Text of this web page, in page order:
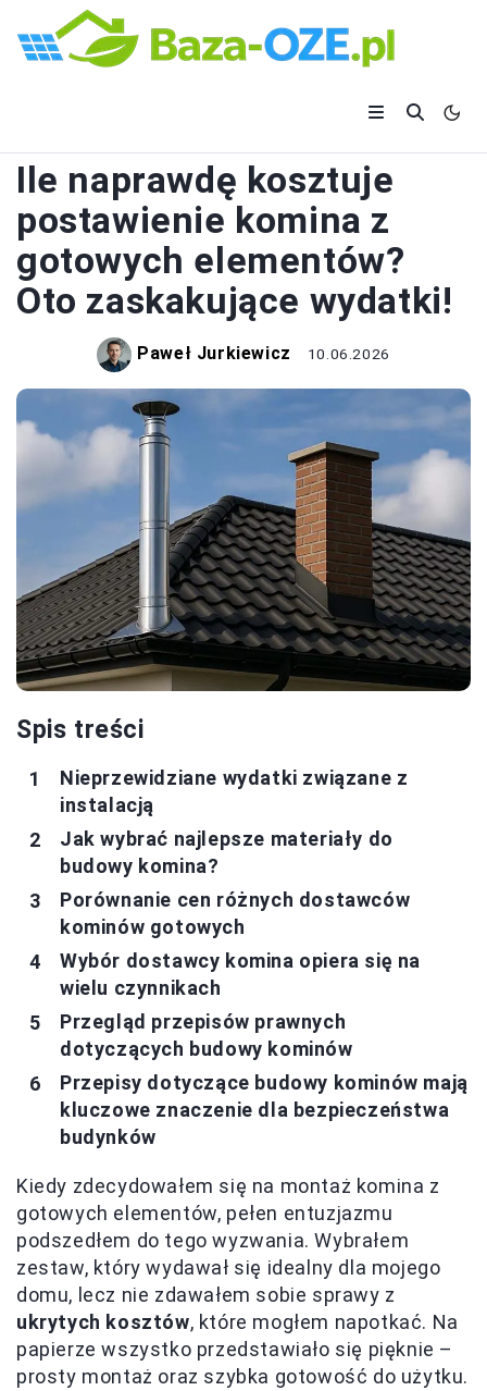
Ile naprawdę kosztuje
postawienie komina z
gotowych elementów?
Oto zaskakujące wydatki!
Paweł Jurkiewicz 10.06.2026
Spis treści
Nieprzewidziane wydatki związane z
instalacją
Jak wybrać najlepsze materiały do
budowy komina?
Porównanie cen różnych dostawców
kominów gotowych
Wybór dostawcy komina opiera się na
wielu czynnikach
Przegląd przepisów prawnych
dotyczących budowy kominów
Przepisy dotyczące budowy kominów mają
kluczowe znaczenie dla bezpieczeństwa
budynków
Kiedy zdecydowałem się na montaż komina z
gotowych elementów, pełen entuzjazmu
podszedłem do tego wyzwania. Wybrałem
zestaw, który wydawał się idealny dla mojego
domu, lecz nie zdawałem sobie sprawy z
ukrytych kosztów, które mogłem napotkać. Na
papierze wszystko przedstawiało się pięknie –
prosty montaż oraz szybka gotowość do użytku.